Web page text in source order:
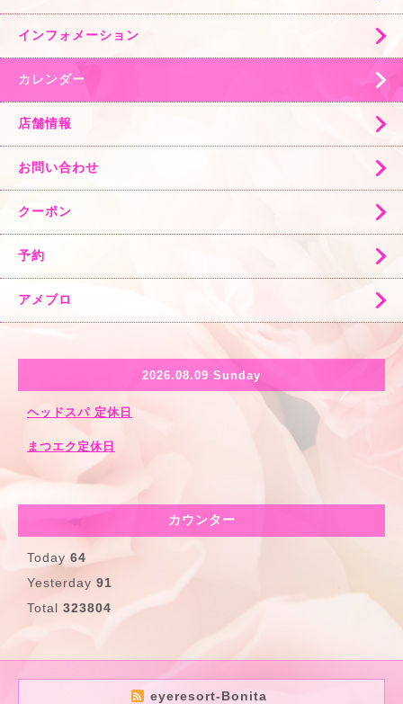
インフォメーション
カレンダー
店舗情報
お問い合わせ
クーポン
予約
アメブロ
2026.08.09 Sunday
ヘッドスパ 定休日
まつエク定休日
カウンター
Today 64
Yesterday 91
Total 323804
eyeresort-Bonita